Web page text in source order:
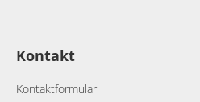
Kontakt
Kontaktformular